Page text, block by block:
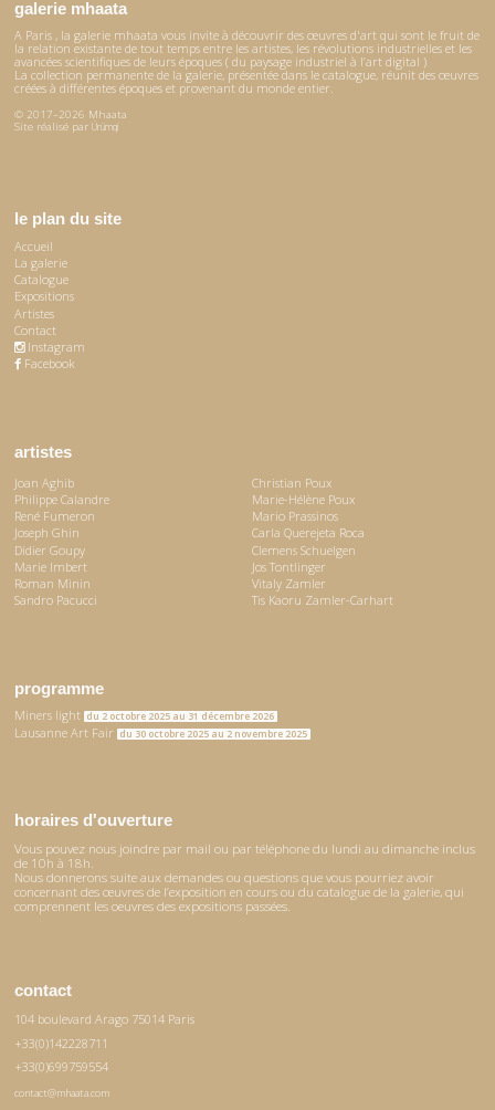
galerie mhaata
A Paris , la galerie mhaata vous invite à découvrir des œuvres d'art qui sont le fruit de
la relation existante de tout temps entre les artistes, les révolutions industrielles et les
avancées scientifiques de leurs époques ( du paysage industriel à l’art digital )
La collection permanente de la galerie, présentée dans le catalogue, réunit des œuvres
créées à différentes époques et provenant du monde entier.
© 2017–2026 Mhaata
Site réalisé par Ürümqi
le plan du site
Accueil
La galerie
Catalogue
Expositions
Artistes
Contact
Instagram
Facebook
artistes
Joan Aghib
Philippe Calandre
René Fumeron
Joseph Ghin
Didier Goupy
Marie Imbert
Roman Minin
Sandro Pacucci
Christian Poux
Marie-Hélène Poux
Mario Prassinos
Carla Querejeta Roca
Clemens Schuelgen
Jos Tontlinger
Vitaly Zamler
Tis Kaoru Zamler-Carhart
programme
Miners light du 2 octobre 2025 au 31 décembre 2026
Lausanne Art Fair du 30 octobre 2025 au 2 novembre 2025
horaires d'ouverture
Vous pouvez nous joindre par mail ou par téléphone du lundi au dimanche inclus
de 10h à 18h.
Nous donnerons suite aux demandes ou questions que vous pourriez avoir
concernant des œuvres de l’exposition en cours ou du catalogue de la galerie, qui
comprennent les oeuvres des expositions passées.
contact
104 boulevard Arago 75014 Paris
+33(0)142228711
+33(0)699759554
contact@mhaata.com